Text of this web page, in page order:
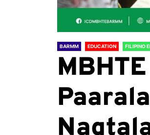
BARMM EDUCATION FILIPINO